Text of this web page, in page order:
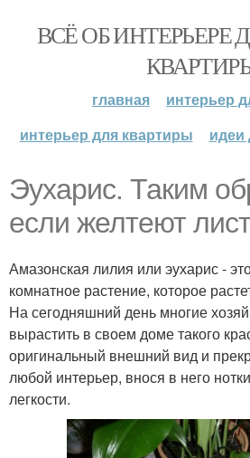
ВСЁ ОБ ИНТЕРЬЕРЕ
главная
интерьер
интерьер для квартиры
идеи
Эухарис. Таким
если желтеют
Амазонская лилия или эухарис -
комнатное растение, которое
На сегодняшний день многие
вырастить в своем доме такого
оригинальный внешний вид и
любой интерьер, внося в него
легкости.